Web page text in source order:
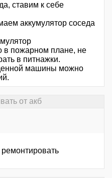
ставим к себе
аккумулятор соседа
в пожарном плане, не
в питнажки.
машины можно
от акб